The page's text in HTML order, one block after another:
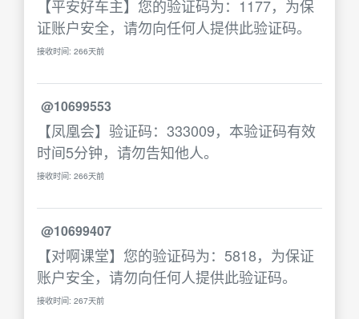
【平安好车主】您的验证码为：1177，为保
证账户安全，请勿向任何人提供此验证码。
接收时间: 266天前
@10699553
【凤凰会】验证码：333009，本验证码有效
时间5分钟，请勿告知他人。
接收时间: 266天前
@10699407
【对啊课堂】您的验证码为：5818，为保证
账户安全，请勿向任何人提供此验证码。
接收时间: 267天前